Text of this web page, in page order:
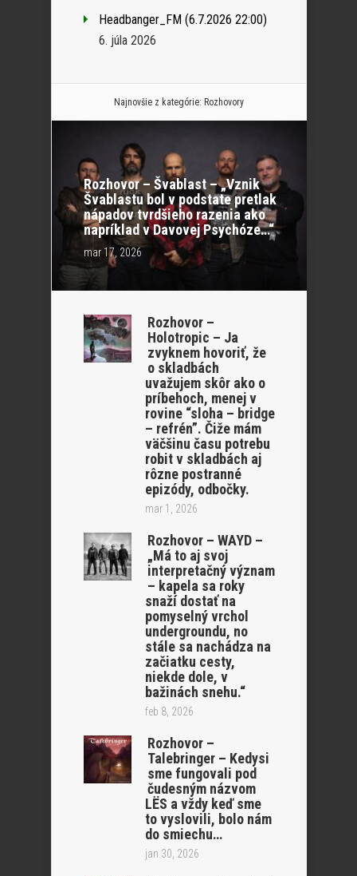
Headbanger_FM (6.7.2026 22:00)
6. júla 2026
Najnovšie z kategórie: Rozhovory
Rozhovor – Švablast – „Vznik
Švablastu bol v podstate pretlak
nápadov tvrdšieho razenia ako
napríklad v Davovej Psychóze…“
mar 17, 2026
Rozhovor –
Holotropic – Ja
zvyknem hovoriť, že
o skladbách
uvažujem skôr ako o
príbehoch, menej v
rovine “sloha – bridge
– refrén”. Čiže mám
väčšinu času potrebu
robit v skladbách aj
rôzne postranné
epizódy, odbočky.
mar 1, 2026
Rozhovor – WAYD –
„Má to aj svoj
interpretačný význam
– kapela sa roky
snaží dostať na
pomyselný vrchol
undergroundu, no
stále sa nachádza na
začiatku cesty,
niekde dole, v
bažinách snehu.“
feb 8, 2026
Rozhovor –
Talebringer – Kedysi
sme fungovali pod
čudesným názvom
LËS a vždy keď sme
to vyslovili, bolo nám
do smiechu…
jan 30, 2026